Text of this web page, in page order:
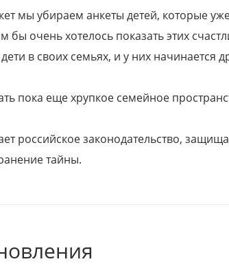
мы убираем анкеты детей, которые
бы очень хотелось показать этих
в своих семьях, и у них начинается
пока еще хрупкое семейное
российское законодательство,
тайны.